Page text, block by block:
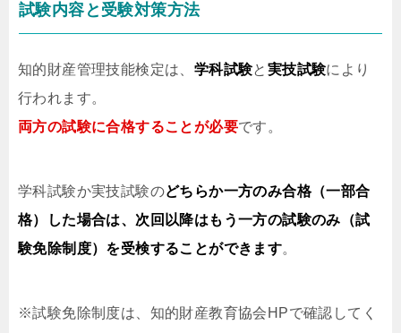
試験内容と受験対策方法
知的財産管理技能検定は、 学科試験と 実技試験により
行われます。
両方の試験に合格することが必要です。
学科試験か実技試験のどちらか一方のみ合格（一部合
格）した場合は、次回以降はもう一方の試験のみ（試
験免除制度）を受検することができます。
※試験免除制度は、知的財産教育協会HPで確認してく